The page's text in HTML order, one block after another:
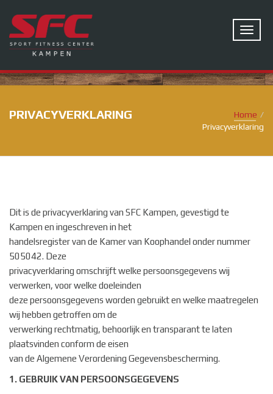
PRIVACYVERKLARING
Home
Privacyverklaring
Dit is de privacyverklaring van SFC Kampen, gevestigd te
Kampen en ingeschreven in het
handelsregister van de Kamer van Koophandel onder nummer
505042. Deze
privacyverklaring omschrijft welke persoonsgegevens wij
verwerken, voor welke doeleinden
deze persoonsgegevens worden gebruikt en welke maatregelen
wij hebben getroffen om de
verwerking rechtmatig, behoorlijk en transparant te laten
plaatsvinden conform de eisen
van de Algemene Verordening Gegevensbescherming.
1. GEBRUIK VAN PERSOONSGEGEVENS